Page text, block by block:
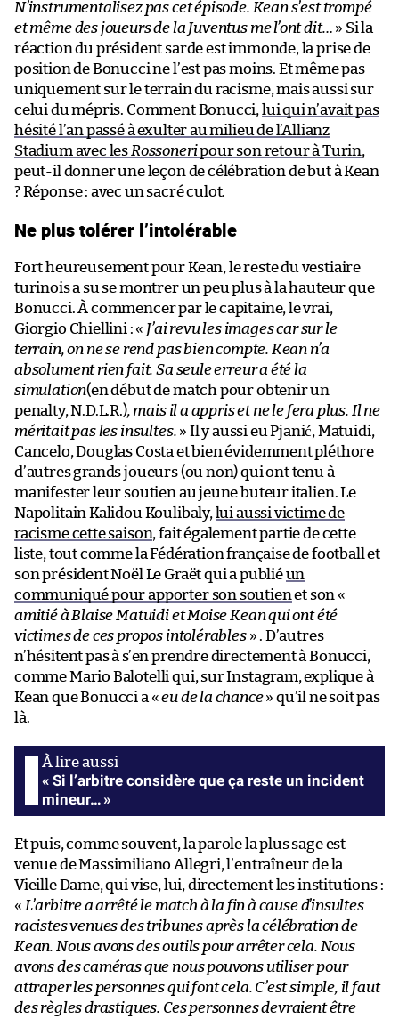
N’instrumentalisez pas cet épisode. Kean s’est trompé
et même des joueurs de la Juventus me l’ont dit… » Si la
réaction du président sarde est immonde, la prise de
position de Bonucci ne l’est pas moins. Et même pas
uniquement sur le terrain du racisme, mais aussi sur
celui du mépris. Comment Bonucci, lui qui n’avait pas
hésité l’an passé à exulter au milieu de l’Allianz
Stadium avec les Rossoneripour son retour à Turin,
peut-il donner une leçon de célébration de but à Kean
? Réponse : avec un sacré culot.
Ne plus tolérer l’intolérable
Fort heureusement pour Kean, le reste du vestiaire
turinois a su se montrer un peu plus à la hauteur que
Bonucci. À commencer par le capitaine, le vrai,
Giorgio Chiellini : « J’ai revu les images car sur le
terrain, on ne se rend pas bien compte. Kean n’a
absolument rien fait. Sa seule erreur a été la
simulation(en début de match pour obtenir un
penalty, N.D.L.R.), mais il a appris et ne le fera plus. Il ne
méritait pas les insultes. » Il y aussi eu Pjanić, Matuidi,
Cancelo, Douglas Costa et bien évidemment pléthore
d’autres grands joueurs (ou non) qui ont tenu à
manifester leur soutien au jeune buteur italien. Le
Napolitain Kalidou Koulibaly, lui aussi victime de
racisme cette saison, fait également partie de cette
liste, tout comme la Fédération française de football et
son président Noël Le Graët qui a publiéun
communiqué pour apporter son soutienet son «
amitié à Blaise Matuidi et Moise Kean qui ont été
victimes de ces propos intolérables» . D’autres
n’hésitent pas à s’en prendre directement à Bonucci,
comme Mario Balotelli qui, sur Instagram, explique à
Kean que Bonucci a «eu de la chance» qu’il ne soit pas
là.
« Si l’arbitre considère que ça reste un incident
mineur… »
Et puis, comme souvent, la parole la plus sage est
venue de Massimiliano Allegri, l’entraîneur de la
Vieille Dame, qui vise, lui, directement les institutions :
« L’arbitre a arrêté le match à la fin à cause d’insultes
racistes venues des tribunes après la célébration de
Kean. Nous avons des outils pour arrêter cela. Nous
avons des caméras que nous pouvons utiliser pour
attraper les personnes qui font cela. C’est simple, il faut
des règles drastiques. Ces personnes devraient être